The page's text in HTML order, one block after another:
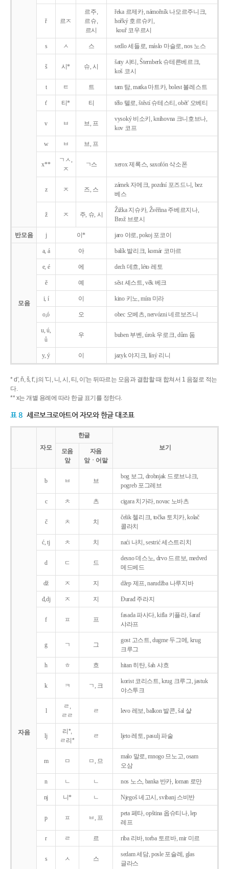
ř 르ㅈ
르주,
르슈,
르시
řeka 르제카, námořník 나모르주니크,
hořký 호르슈키,
kouř 코우르시
s ㅅ 스 sedlo 세들로, máslo 마슬로, nos 노스
š 시* 슈, 시
šaty 샤티, Šternberk 슈테른베르크,
koš 코시
t ㅌ 트 tam 탐, matka 마트카, bolest 볼레스트
t' 티* 티 tělo 텔로, štěstí 슈테스티, obět' 오베티
v ㅂ 브, 프
vysoký 비소키, knihovna 크니호브나,
kov 코프
w ㅂ 브, 프
x**
ㄱㅅ,
ㅈ
ㄱ스 xerox 제록스, saxofón 삭소폰
z ㅈ 즈, 스
zámek 자메크, pozdní 포즈드니, bez
베스
ž ㅈ 주, 슈, 시
Žižka 지슈카, Žvěřina 주베르지나,
Brož 브로시
반모음 j 이* jaro 야로, pokoj 포코이
모음
a, á 아 balík 발리크, komár 코마르
e, é 에 dech 데흐, léto 레토
ě 예 sěst 셰스트, věk 베크
i, í 이 kino 키노, míra 미라
o,ó 오 obec 오베츠, nervózni 네르보즈니
u, ú,
ů
우 buben 부벤, úrok 우로크, dům 둠
y, ý 이 jazyk야지크, líný 리니
* d', ň, š, t', j의 '디, 니, 시, 티, 이'는 뒤따르는 모음과 결합할 때 합쳐서 1 음절로 적는
다.
** x는 개별 용례에 따라 한글 표기를 정한다.
표 8 세르보크로아트어 자모와 한글 대조표
자모
한글
보기
모음
앞
자음
앞ㆍ어말
자음
b ㅂ 브
bog 보그, drobnjak 드로브냐크,
pogreb 포그레브
c ㅊ 츠 cigara 치가라, novac 노바츠
č ㅊ 치
čelik 첼리크, točka 토치카, kolač
콜라치
ć, tj ㅊ 치 naći 나치, sestrić 세스트리치
d ㄷ 드
desno 데스노, drvo 드르보, medved
메드베드
dž ㅈ 지 džep 제프, narudžba 나루지바
đ,dj ㅈ 지 Ðurađ 주라지
f ㅍ 프
fasada 파사다, kifla 키플라, šaraf
샤라프
g ㄱ 그
gost 고스트, dugme 두그메, krug
크루그
h ㅎ 흐 hitan 히탄, šah 샤흐
k ㅋ ㄱ, 크
korist 코리스트, krug 크루그, jastuk
야스투크
l
ㄹ,
ㄹㄹ
ㄹ levo 레보, balkon 발콘, šal 샬
lj
리*,
ㄹ리*
ㄹ ljeto 레토, pasulj 파술
m ㅁ ㅁ, 므
malo 말로, mnogo 므노고, osam
오삼
n ㄴ ㄴ nos 노스, banka 반카, loman 로만
nj 니* ㄴ Njegoš 녜고시, svibanj 스비반
p ㅍ ㅂ, 프
peta 페타, opština 옵슈티나, lep
레프
r ㄹ 르 riba 리바, torba 토르바, mir 미르
s ㅅ 스
sedam 세담, posle 포슬레, glas
글라스